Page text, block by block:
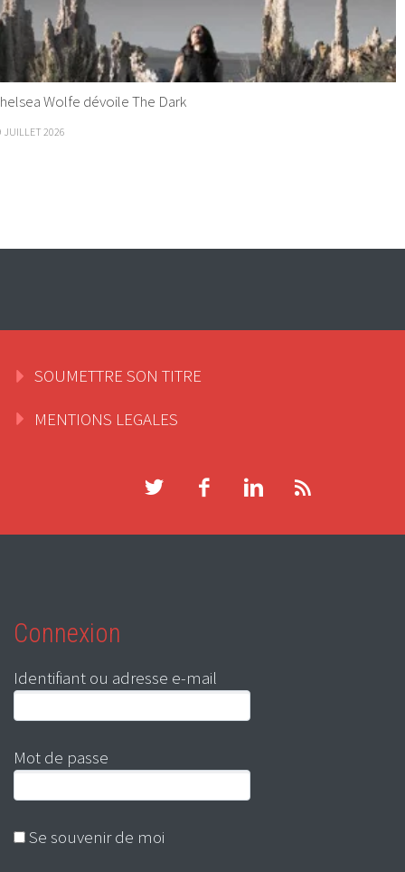
Wolfe dévoile The Dark
JUILLET 2026
SOUMETTRE SON TITRE
MENTIONS LEGALES
Connexion
Identifiant ou adresse e-mail
Mot de passe
Se souvenir de moi